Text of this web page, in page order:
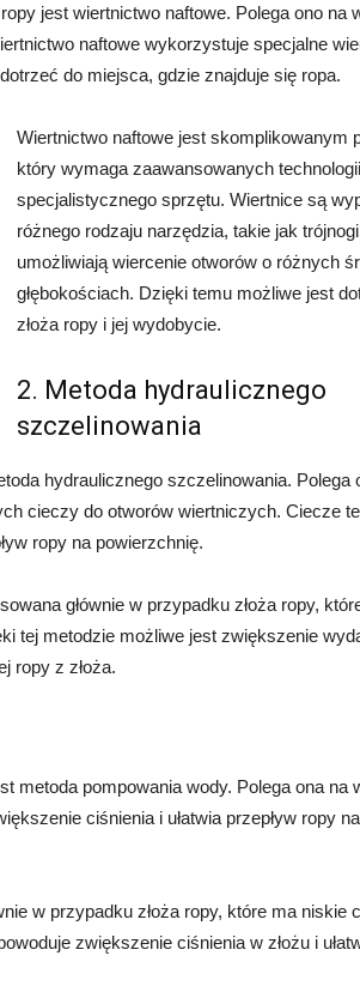
jest wiertnictwo naftowe. Polega ono na
naftowe wykorzystuje specjalne
do miejsca, gdzie znajduje się ropa.
Wiertnictwo naftowe jest skomplikowanym
który wymaga zaawansowanych
specjalistycznego sprzętu. Wiertnice są
różnego rodzaju narzędzia, takie jak
umożliwiają wiercenie otworów o różnych
głębokościach. Dzięki temu możliwe jest
złoża ropy i jej wydobycie.
2. Metoda hydraulicznego
szczelinowania
hydraulicznego szczelinowania. Polega
cieczy do otworów wiertniczych. Ciecze
ropy na powierzchnię.
głównie w przypadku złoża ropy,
tej metodzie możliwe jest zwiększenie
ropy z złoża.
metoda pompowania wody. Polega ona na
ciśnienia i ułatwia przepływ ropy na
w przypadku złoża ropy, które ma niskie
zwiększenie ciśnienia w złożu i